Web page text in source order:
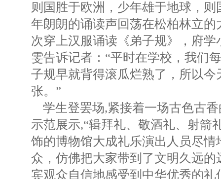
则国胜于欧洲，少年雄于地球，
年朗朗的诵读声回荡在松柏林立
次穿上汉服诵读《弟子规》，府
雯告诉记者：“平时在学校，我们
子规早就背得滚瓜烂熟了，所以
张。”
学生登罢场,紧接着一场古色古
示范展示,“辑拜礼、敬酒礼、射箭
饰的博物馆大成礼乐演出人员尽
众，仿佛把大家带到了文明久远
宾观众自信地感受到中华优秀的礼